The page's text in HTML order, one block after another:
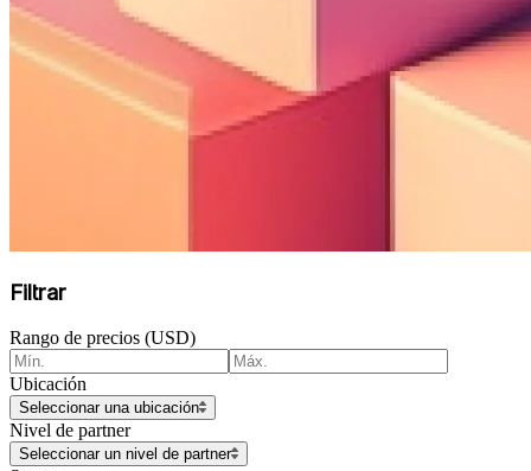
Filtrar
Rango de precios (USD)
Ubicación
Seleccionar una ubicación
Nivel de partner
Seleccionar un nivel de partner